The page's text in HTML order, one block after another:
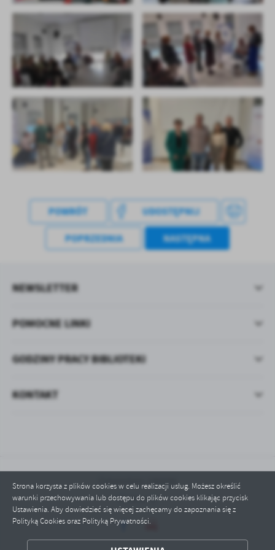
Strona korzysta z plików cookies w celu realizacji usług. Możesz określić
warunki przechowywania lub dostępu do plików cookies klikając przycisk
Ustawienia. Aby dowiedzieć się więcej zachęcamy do zapoznania się z
Polityką Cookies oraz Polityką Prywatności.
treści w postaci wiadomości, ofert, komunikatów mediów
społecznościowych.
POWRÓT UDOSTĘPNIJ
POPRZEDNIA NASTĘPNA
POMOCNE LINKI
NEWSLETTER
GODZINY PRACY BIBLIOTEKI
KONTAKT
Odwiedzin: 186696
Online: 1